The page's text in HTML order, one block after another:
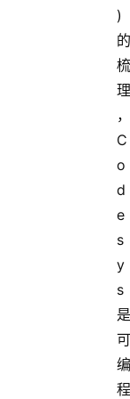
)
的
梳
理
，
C
o
d
e
s
y
s
是
可
编
程